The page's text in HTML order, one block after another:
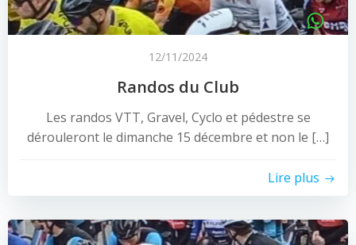
12/11/2024
Randos du Club
Les randos VTT, Gravel, Cyclo et pédestre se
dérouleront le dimanche 15 décembre et non le […]
Lire plus